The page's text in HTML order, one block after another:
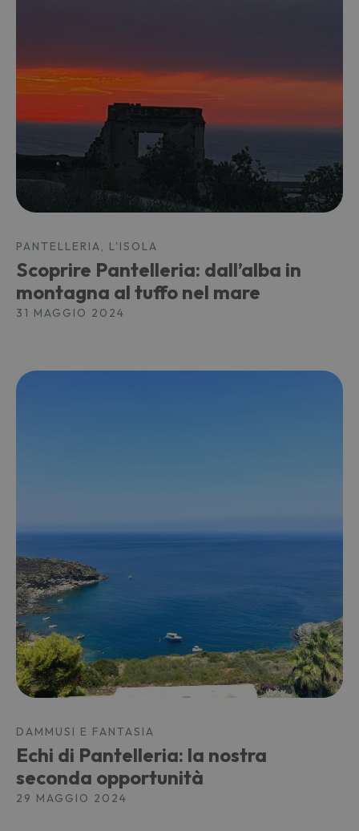
PANTELLERIA, L'ISOLA
Scoprire Pantelleria: dall’alba in
montagna al tuffo nel mare
31 MAGGIO 2024
DAMMUSI E FANTASIA
Echi di Pantelleria: la nostra
seconda opportunità
29 MAGGIO 2024